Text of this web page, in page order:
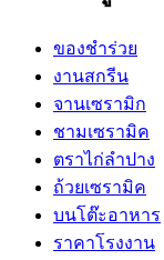
ของชำร่วย
งานสกรีน
จานเซรามิก
ชามเซรามิค
ตราไก่ลำปาง
ถ้วยเซรามิค
บนโต๊ะอาหาร
ราคาโรงงาน